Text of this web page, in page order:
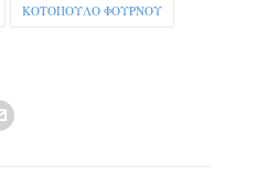
ΚΟΤΟΠΟΥΛΟ ΦΟΥΡΝΟΥ